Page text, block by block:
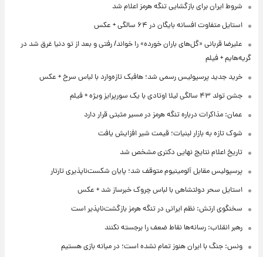
شروط ایران برای بازگشایی تنگه هرمز اعلام شد
استایل متفاوت افسانه بایگان در ۶۴ سالگی + عکس
علیرضا قربانی «گل‌های باران خورده» را خواند/ رفتی و بعد از تو دنیا غرق شد در
گریه‌هایم + فیلم
خرید جدید پرسپولیس رسمی شد؛ هافبک تازه‌وارد با لباس سرخ + عکس
جشن تولد ۴۳ سالگی لیلا اوتادی با یک سورپرایز ویژه + فیلم
عمان: مذاکرات درباره تنگه هرمز در مسیر مثبتی قرار دارد
شوک تازه به بازار لبنیات؛ قیمت شیر افزایش یافت
تاریخ اعلام نتایج نهایی دکتری مشخص شد
پرسپولیس مقابل آلومینیوم متوقف شد؛ پایان شکست‌ناپذیری تارتار
استایل سحر دولتشاهی با لباس چروک خبرساز شد + عکس
سخنگوی ارتش: نظم ایرانی در تنگه هرمز بازگشت‌ناپذیر است
رهبر انقلاب: رسانه‌ها نقاط ضعف را برجسته نکنند
ونس: جنگ با ایران هنوز تمام نشده است؛ در میانه بازی هستیم